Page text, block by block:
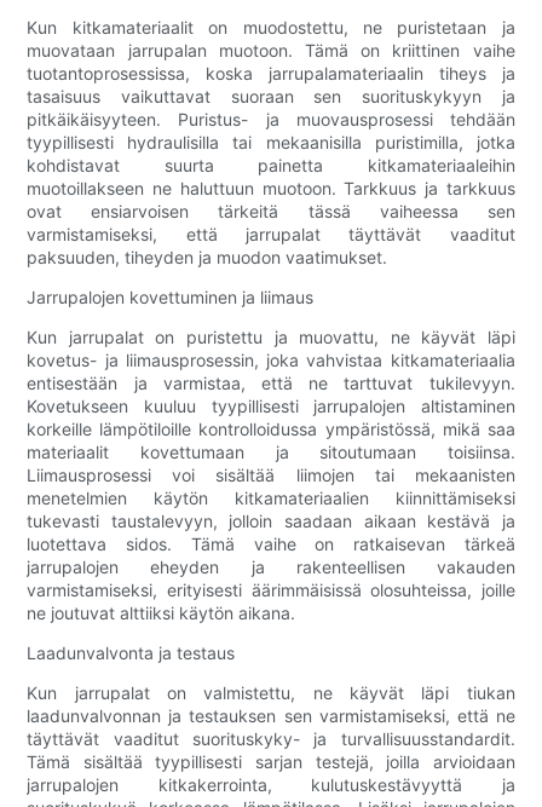
Kun kitkamateriaalit on muodostettu, ne puristetaan ja
muovataan jarrupalan muotoon. Tämä on kriittinen vaihe
tuotantoprosessissa, koska jarrupalamateriaalin tiheys ja
tasaisuus vaikuttavat suoraan sen suorituskykyyn ja
pitkäikäisyyteen. Puristus- ja muovausprosessi tehdään
tyypillisesti hydraulisilla tai mekaanisilla puristimilla, jotka
kohdistavat suurta painetta kitkamateriaaleihin
muotoillakseen ne haluttuun muotoon. Tarkkuus ja tarkkuus
ovat ensiarvoisen tärkeitä tässä vaiheessa sen
varmistamiseksi, että jarrupalat täyttävät vaaditut
paksuuden, tiheyden ja muodon vaatimukset.
Jarrupalojen kovettuminen ja liimaus
Kun jarrupalat on puristettu ja muovattu, ne käyvät läpi
kovetus- ja liimausprosessin, joka vahvistaa kitkamateriaalia
entisestään ja varmistaa, että ne tarttuvat tukilevyyn.
Kovetukseen kuuluu tyypillisesti jarrupalojen altistaminen
korkeille lämpötiloille kontrolloidussa ympäristössä, mikä saa
materiaalit kovettumaan ja sitoutumaan toisiinsa.
Liimausprosessi voi sisältää liimojen tai mekaanisten
menetelmien käytön kitkamateriaalien kiinnittämiseksi
tukevasti taustalevyyn, jolloin saadaan aikaan kestävä ja
luotettava sidos. Tämä vaihe on ratkaisevan tärkeä
jarrupalojen eheyden ja rakenteellisen vakauden
varmistamiseksi, erityisesti äärimmäisissä olosuhteissa, joille
ne joutuvat alttiiksi käytön aikana.
Laadunvalvonta ja testaus
Kun jarrupalat on valmistettu, ne käyvät läpi tiukan
laadunvalvonnan ja testauksen sen varmistamiseksi, että ne
täyttävät vaaditut suorituskyky- ja turvallisuusstandardit.
Tämä sisältää tyypillisesti sarjan testejä, joilla arvioidaan
jarrupalojen kitkakerrointa, kulutuskestävyyttä ja